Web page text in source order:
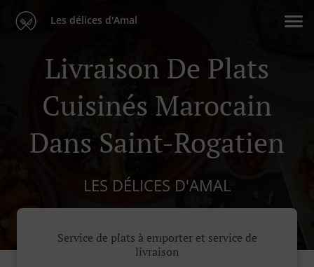
Les délices d'Amal
Livraison De Plats
Cuisinés Marocain
Dans Saint-Rogatien
LES DÉLICES D'AMAL
Service de plats à emporter et service de
livraison